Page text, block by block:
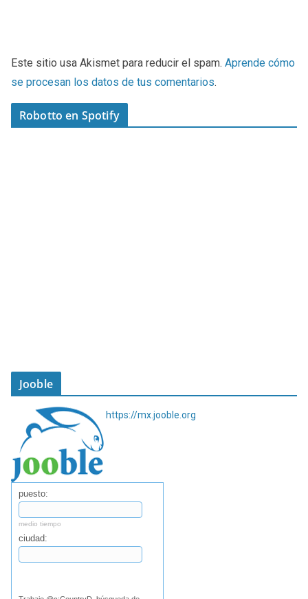
Este sitio usa Akismet para reducir el spam. Aprende cómo
se procesan los datos de tus comentarios.
Robotto en Spotify
Jooble
https://mx.jooble.org
puesto:
medio tiempo
ciudad: